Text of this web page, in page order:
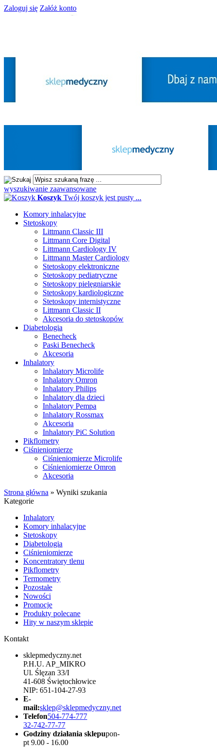
Zaloguj się Załóż konto
wyszukiwanie zaawansowane
Koszyk Twój koszyk jest pusty ...
Komory inhalacyjne
Stetoskopy
Littmann Classic III
Littmann Core Digital
Littmann Cardiology IV
Littmann Master Cardiology
Stetoskopy elektroniczne
Stetoskopy pediatryczne
Stetoskopy pielęgniarskie
Stetoskopy kardiologiczne
Stetoskopy internistyczne
Littmann Classic II
Akcesoria do stetoskopów
Diabetologia
Benecheck
Paski Benecheck
Akcesoria
Inhalatory
Inhalatory Microlife
Inhalatory Omron
Inhalatory Philips
Inhalatory dla dzieci
Inhalatory Pempa
Inhalatory Rossmax
Akcesoria
Inhalatory PiC Solution
Pikflometry
Ciśnieniomierze
Ciśnieniomierze Microlife
Ciśnieniomierze Omron
Akcesoria
Strona główna » Wyniki szukania
Kategorie
Inhalatory
Komory inhalacyjne
Stetoskopy
Diabetologia
Ciśnieniomierze
Koncentratory tlenu
Pikflometry
Termometry
Pozostałe
Nowości
Promocje
Produkty polecane
Hity w naszym sklepie
Kontakt
sklepmedyczny.net
P.H.U. AP_MIKRO
Ul. Ślęzan 33/I
41-608 Świętochłowice
NIP: 651-104-27-93
E-
mail:sklep@sklepmedyczny.net
Telefon504-774-777
32-742-77-77
Godziny działania sklepupon-
pt 9.00 - 16.00